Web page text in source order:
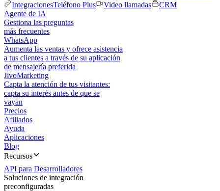
IntegracionesTeléfono Plus Video llamadas
CRM
Agente de IA
Gestiona las preguntas
más frecuentes
WhatsApp
Aumenta las ventas y ofrece asistencia
a tus clientes a través de su aplicación
de mensajería preferida
JivoMarketing
Capta la atención de tus visitantes:
capta su interés antes de que se
vayan
Precios
Afiliados
Ayuda
Aplicaciones
Blog
Recursos
API para Desarrolladores
Soluciones de integración
preconfiguradas